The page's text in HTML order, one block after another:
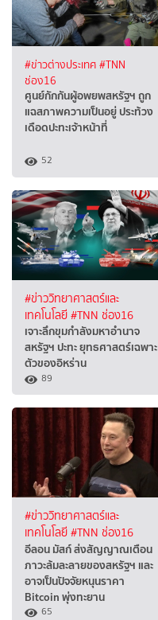
#ข่าวต่างประเทศ #TNN
ช่อง16
ศูนย์กักกันผู้อพยพสหรัฐฯ ถูก
แฉสภาพความเป็นอยู่ ประท้วง
เดือดปะทะเจ้าหน้าที่
52
#ข่าววิทยาศาสตร์และ
เทคโนโลยี#TNN ช่อง16
เจาะลึกขุมกำลังมหาอำนาจ
สหรัฐฯ ปะทะ ยุทธศาสตร์เฉพาะ
ตัวของอิหร่าน
89
#ข่าววิทยาศาสตร์และ
เทคโนโลยี#TNN ช่อง16
อีลอน มัสก์ ส่งสัญญาณเตือน
ภาวะล้มละลายของสหรัฐฯ และ
อาจเป็นปัจจัยหนุนราคา
Bitcoin พุ่งทะยาน
65